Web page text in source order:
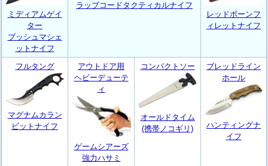
ミディアムゲイ
ター
ブッシュマシェ
ットナイフ
ラップコードタクティカルナイフ
レッドボーンフ
ィレットナイフ
フルタング
マグナムカラン
ビットナイフ
アウトドア用
ヘビーデューテ
ィ
ゲームシアーズ
強力ハサミ
コンパクトソー
オールドタイム
(携帯ノコギリ)
ブレッドライン
ホール
ハンティングナ
イフ